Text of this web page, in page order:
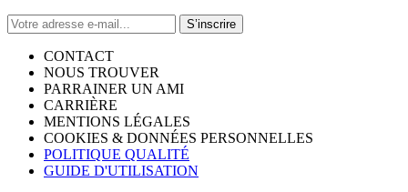
S’inscrire
CONTACT
NOUS TROUVER
PARRAINER UN AMI
CARRIÈRE
MENTIONS LÉGALES
COOKIES & DONNÉES PERSONNELLES
POLITIQUE QUALITÉ
GUIDE D'UTILISATION